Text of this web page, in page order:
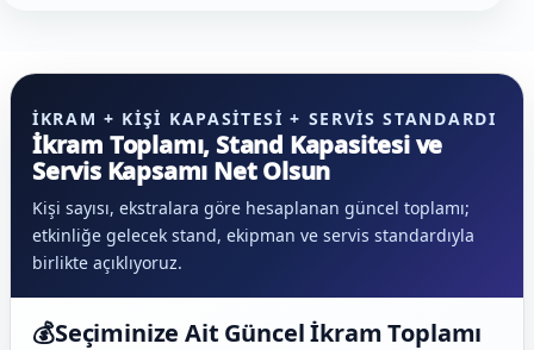
İKRAM + KIŞI KAPASITESI + SERVIS STANDARDI
İkram Toplamı, Stand Kapasitesi ve
Servis Kapsamı Net Olsun
Kişi sayısı, ekstralara göre hesaplanan güncel toplamı;
etkinliğe gelecek stand, ekipman ve servis standardıyla
birlikte açıklıyoruz.
💰Seçiminize Ait Güncel İkram Toplamı